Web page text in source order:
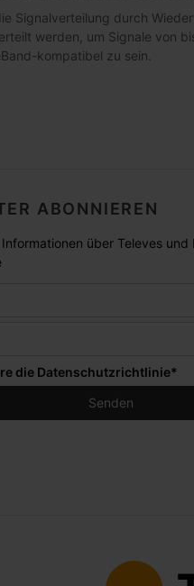
Signalverteilung durch
werden, um Signale von
kompatibel zu sein.
ABONNIEREN
Informationen über Televes
die Datenschutzrichtlinie*